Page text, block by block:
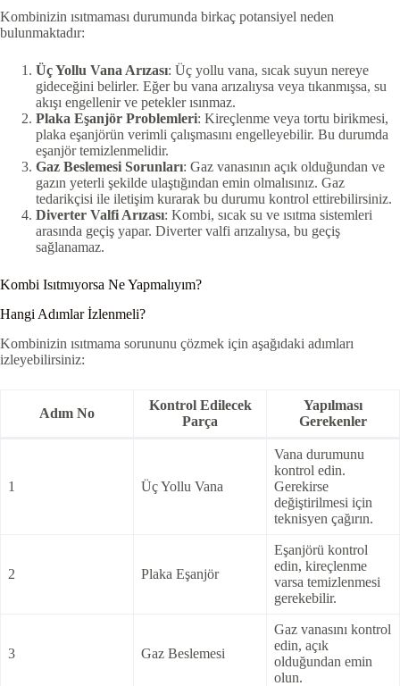
Kombinizin ısıtmaması durumunda birkaç potansiyel neden
bulunmaktadır:
Üç Yollu Vana Arızası: Üç yollu vana, sıcak suyun nereye
gideceğini belirler. Eğer bu vana arızalıysa veya tıkanmışsa, su
akışı engellenir ve petekler ısınmaz.
Plaka Eşanjör Problemleri: Kireçlenme veya tortu birikmesi,
plaka eşanjörün verimli çalışmasını engelleyebilir. Bu durumda
eşanjör temizlenmelidir.
Gaz Beslemesi Sorunları: Gaz vanasının açık olduğundan ve
gazın yeterli şekilde ulaştığından emin olmalısınız. Gaz
tedarikçisi ile iletişim kurarak bu durumu kontrol ettirebilirsiniz.
Diverter Valfi Arızası: Kombi, sıcak su ve ısıtma sistemleri
arasında geçiş yapar. Diverter valfi arızalıysa, bu geçiş
sağlanamaz.
Kombi Isıtmıyorsa Ne Yapmalıyım?
Hangi Adımlar İzlenmeli?
Kombinizin ısıtmama sorununu çözmek için aşağıdaki adımları
izleyebilirsiniz:
Adım No
Kontrol Edilecek
Parça
Yapılması
Gerekenler
1 Üç Yollu Vana
Vana durumunu
kontrol edin.
Gerekirse
değiştirilmesi için
teknisyen çağırın.
2 Plaka Eşanjör
Eşanjörü kontrol
edin, kireçlenme
varsa temizlenmesi
gerekebilir.
3 Gaz Beslemesi
Gaz vanasını kontrol
edin, açık
olduğundan emin
olun.